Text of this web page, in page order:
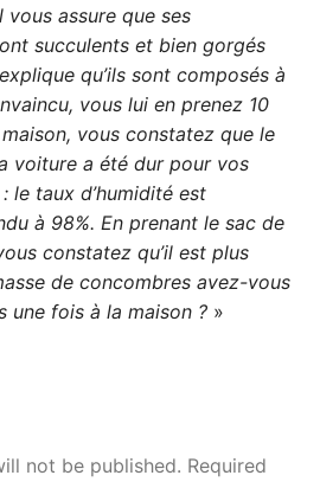
vous assure que ses
succulents et bien gorgés
qu’ils sont composés à
vous lui en prenez 10
vous constatez que le
voiture a été dur pour vos
le taux d’humidité est
à 98%. En prenant le sac de
constatez qu’il est plus
de concombres avez-vous
une fois à la maison ? »
not be published. Required